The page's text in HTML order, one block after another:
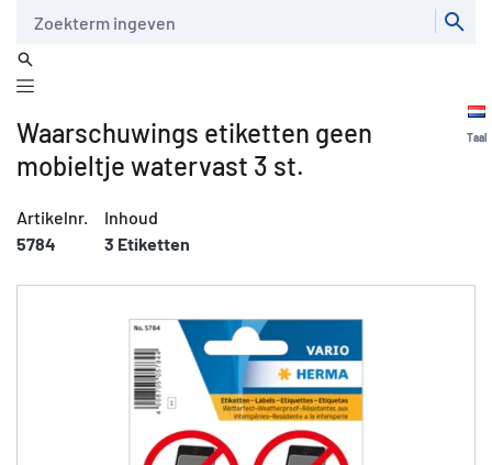
Taal
Waarschuwings etiketten geen
mobieltje watervast 3 st.
Artikelnr.
5784
Inhoud
3 Etiketten